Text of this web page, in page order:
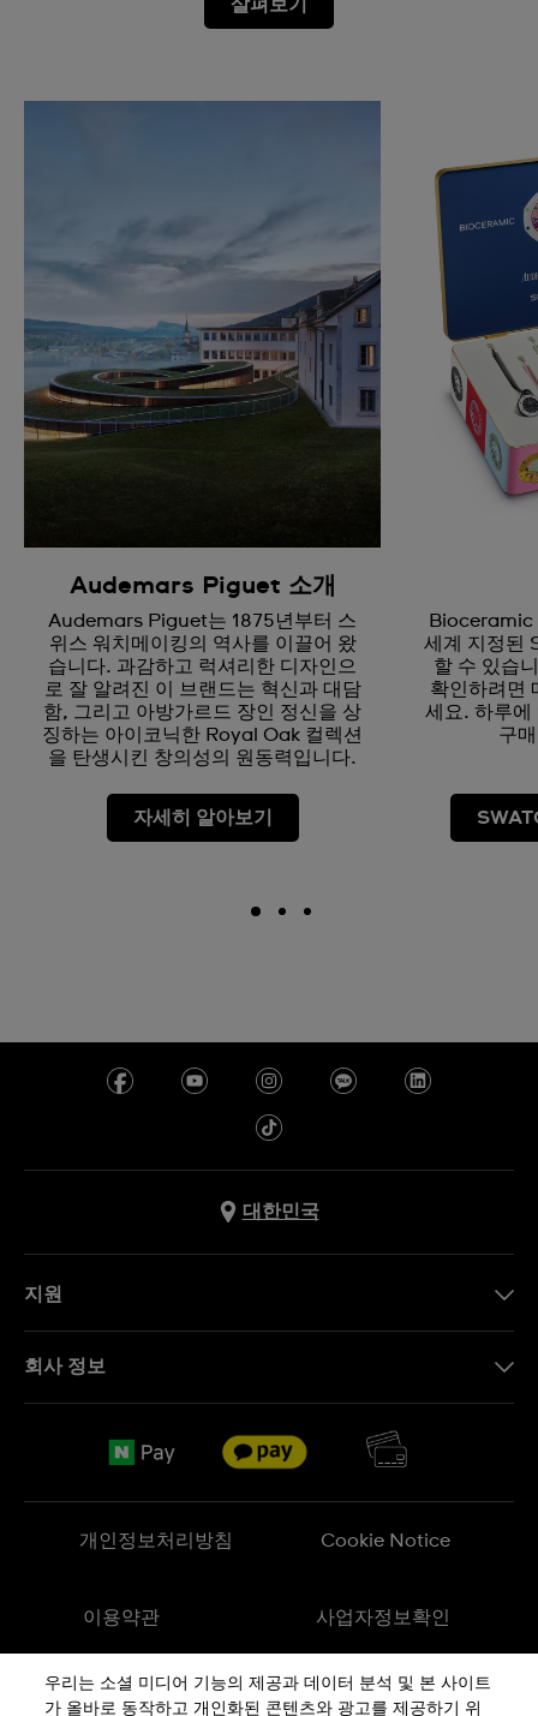
살펴보기
Audemars Piguet 소개
Audemars Piguet는 1875년부터 스
위스 워치메이킹의 역사를 이끌어 왔
습니다. 과감하고 럭셔리한 디자인으
로 잘 알려진 이 브랜드는 혁신과 대담
함, 그리고 아방가르드 장인 정신을 상
징하는 아이코닉한 Royal Oak 컬렉션
을 탄생시킨 창의성의 원동력입니다.
자세히 알아보기
Bioceramic
세계 지정된
할 수 있습
확인하려면
세요. 하루에
구
대한민국
지원
반품 정책
회사 정보
Sitemap
개인정보처리방침 Cookie Notice
이용약관 사업자정보확인
메이드 인 스위스
우리는 소셜 미디어 기능의 제공과 데이터 분석 및 본 사이트
가 올바로 동작하고 개인화된 콘텐츠와 광고를 제공하기 위